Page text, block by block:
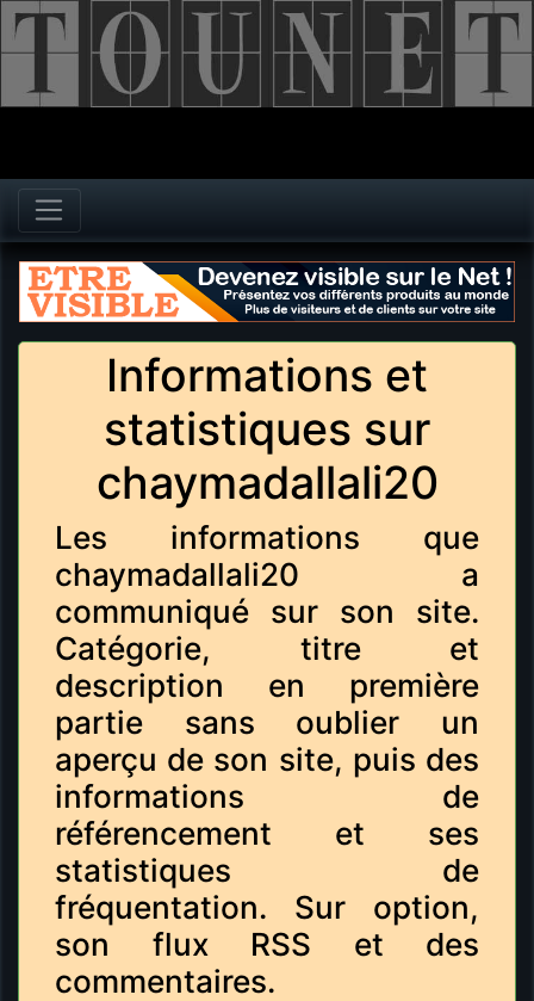
Informations et
statistiques sur
chaymadallali20
Les informations que
chaymadallali20 a
communiqué sur son site.
Catégorie, titre et
description en première
partie sans oublier un
aperçu de son site, puis des
informations de
référencement et ses
statistiques de
fréquentation. Sur option,
son flux RSS et des
commentaires.